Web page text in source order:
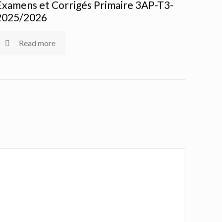
et Corrigés Primaire 3AP-T3-
2026
Read more